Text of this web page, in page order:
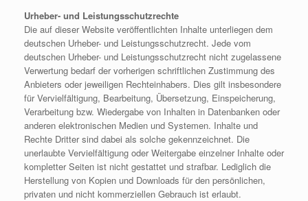
Urheber- und Leistungsschutzrechte
Die auf dieser Website veröffentlichten Inhalte unterliegen dem
deutschen Urheber- und Leistungsschutzrecht. Jede vom
deutschen Urheber- und Leistungsschutzrecht nicht zugelassene
Verwertung bedarf der vorherigen schriftlichen Zustimmung des
Anbieters oder jeweiligen Rechteinhabers. Dies gilt insbesondere
für Vervielfältigung, Bearbeitung, Übersetzung, Einspeicherung,
Verarbeitung bzw. Wiedergabe von Inhalten in Datenbanken oder
anderen elektronischen Medien und Systemen. Inhalte und
Rechte Dritter sind dabei als solche gekennzeichnet. Die
unerlaubte Vervielfältigung oder Weitergabe einzelner Inhalte oder
kompletter Seiten ist nicht gestattet und strafbar. Lediglich die
Herstellung von Kopien und Downloads für den persönlichen,
privaten und nicht kommerziellen Gebrauch ist erlaubt.